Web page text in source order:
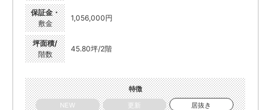
保証金・
敷金
1,056,000円
坪面積/
階数
45.80坪/2階
特徴
NEW
更新
居抜き